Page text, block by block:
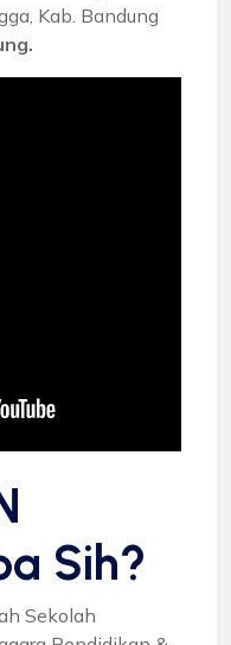
Kab. Bandung
Sih?
Sekolah